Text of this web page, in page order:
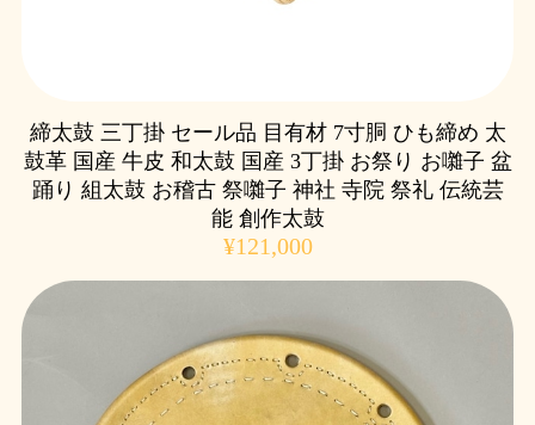
締太鼓 三丁掛 セール品 目有材 7寸胴 ひも締め 太
鼓革 国産 牛皮 和太鼓 国産 3丁掛 お祭り お囃子 盆
踊り 組太鼓 お稽古 祭囃子 神社 寺院 祭礼 伝統芸
能 創作太鼓
¥121,000